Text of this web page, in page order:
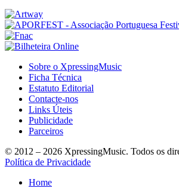
Sobre o XpressingMusic
Ficha Técnica
Estatuto Editorial
Contacte-nos
Links Úteis
Publicidade
Parceiros
© 2012 – 2026 XpressingMusic. Todos os
Política de Privacidade
Home